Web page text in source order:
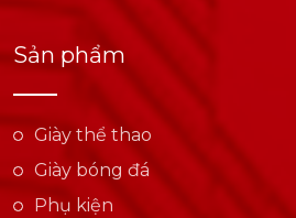
Sản phẩm
Giày thể thao
Giày bóng đá
Phụ kiện